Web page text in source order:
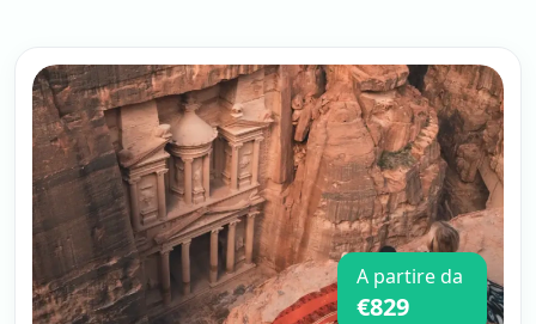
il nostro viaggio super confortevole. La
nostra guida italiana è stata eccezionale, con
una conoscenza approfondita della lingua e
della cultura locale, portandoci in alcuni
luoghi mozzafiato. Devo dire che il rapporto
qualità-prezzo è stato eccellente e consiglio
vivamente a tutti di viaggiare con Viaggiare
Nel Mondo. Nel complesso, è stata
un'esperienza emozionante e positiva per
me!
A partire da
€829